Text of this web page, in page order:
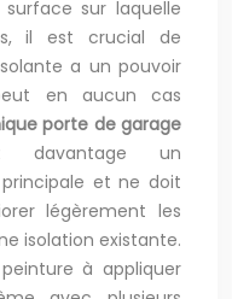
sur laquelle
il est crucial de
a un pouvoir
en aucun cas
porte de garage
davantage un
et ne doit
légèrement les
isolation existante.
à appliquer